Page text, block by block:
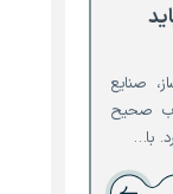
باید
صنایع
صحیح
با…